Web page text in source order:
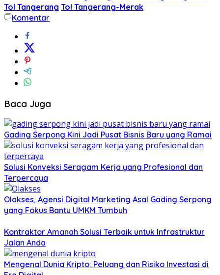
Tol Tangerang Tol Tangerang-Merak
Komentar
Baca Juga
Gading Serpong Kini Jadi Pusat Bisnis Baru yang Ramai
Solusi Konveksi Seragam Kerja yang Profesional dan
Terpercaya
Olakses, Agensi Digital Marketing Asal Gading Serpong
yang Fokus Bantu UMKM Tumbuh
Kontraktor Amanah Solusi Terbaik untuk Infrastruktur
Jalan Anda
Mengenal Dunia Kripto: Peluang dan Risiko Investasi di